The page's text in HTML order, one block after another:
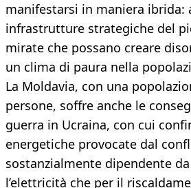
manifestarsi in maniera ibrida:
infrastrutture strategiche del
mirate che possano creare
un clima di paura nella
La Moldavia, con una
persone, soffre anche le
guerra in Ucraina, con cui
energetiche provocate dal
sostanzialmente dipendente
l’elettricità che per il